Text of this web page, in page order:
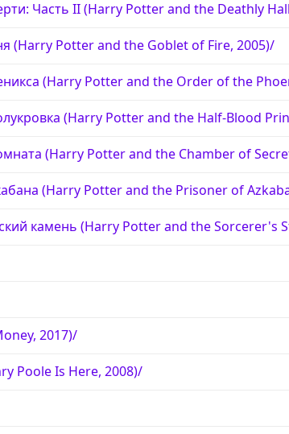
Часть II (Harry Potter and the Deathly
(Harry Potter and the Goblet of Fire, 2005)/
(Harry Potter and the Order of the
(Harry Potter and the Half-Blood
(Harry Potter and the Chamber of
(Harry Potter and the Prisoner of
камень (Harry Potter and the Sorcerer's
2017)/
Poole Is Here, 2008)/